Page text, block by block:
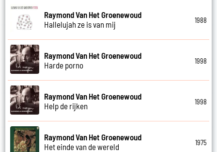
Raymond Van Het Groenewoud
Hallelujah ze is van mij
1988
Raymond Van Het Groenewoud
Harde porno
1998
Raymond Van Het Groenewoud
Help de rijken
1998
Raymond Van Het Groenewoud
Het einde van de wereld
1975